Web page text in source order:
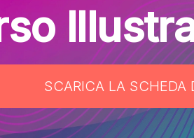
SCARICA LA SCHEDA